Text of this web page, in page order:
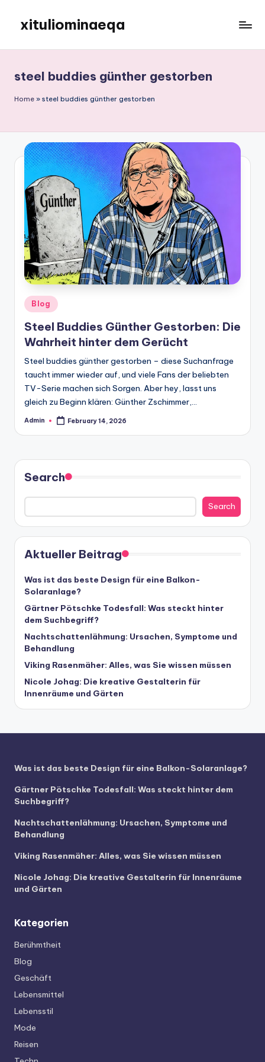
content
xituliominaeqa
steel buddies günther gestorben
Home » steel buddies günther gestorben
Posted
in
Blog
Steel Buddies Günther Gestorben: Die
Wahrheit hinter dem Gerücht
Steel buddies günther gestorben – diese Suchanfrage
taucht immer wieder auf, und viele Fans der beliebten
TV-Serie machen sich Sorgen. Aber hey, lasst uns
gleich zu Beginn klären: Günther Zschimmer,…
Posted
Admin February 14, 2026
Search
Search
Aktueller Beitrag
Was ist das beste Design für eine Balkon-
Solaranlage?
Gärtner Pötschke Todesfall: Was steckt hinter
dem Suchbegriff?
Nachtschattenlähmung: Ursachen, Symptome und
Behandlung
Viking Rasenmäher: Alles, was Sie wissen müssen
Nicole Johag: Die kreative Gestalterin für
Innenräume und Gärten
Was ist das beste Design für eine Balkon-Solaranlage?
Gärtner Pötschke Todesfall: Was steckt hinter dem
Suchbegriff?
Nachtschattenlähmung: Ursachen, Symptome und
Behandlung
Viking Rasenmäher: Alles, was Sie wissen müssen
Nicole Johag: Die kreative Gestalterin für Innenräume
und Gärten
Kategorien
Berühmtheit
Blog
Geschäft
Lebensmittel
Lebensstil
Mode
Reisen